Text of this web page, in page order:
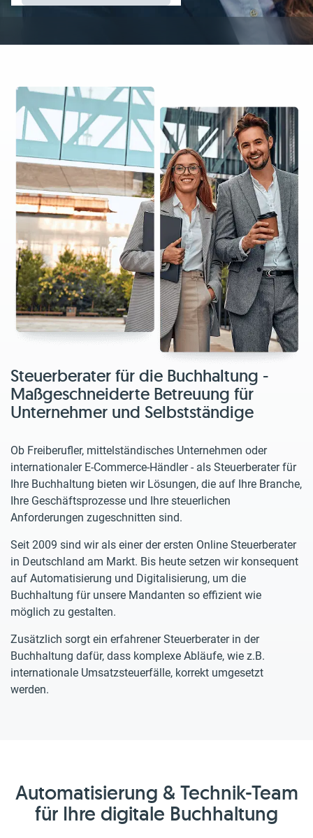
Steuerberater für die Buchhaltung -
Maßgeschneiderte Betreuung für
Unternehmer und Selbstständige
Ob Freiberufler, mittelständisches Unternehmen oder
internationaler E-Commerce-Händler - als Steuerberater für
Ihre Buchhaltung bieten wir Lösungen, die auf Ihre Branche,
Ihre Geschäftsprozesse und Ihre steuerlichen
Anforderungen zugeschnitten sind.
Seit 2009 sind wir als einer der ersten Online Steuerberater
in Deutschland am Markt. Bis heute setzen wir konsequent
auf Automatisierung und Digitalisierung, um die
Buchhaltung für unsere Mandanten so effizient wie
möglich zu gestalten.
Zusätzlich sorgt ein erfahrener Steuerberater in der
Buchhaltung dafür, dass komplexe Abläufe, wie z.B.
internationale Umsatzsteuerfälle, korrekt umgesetzt
werden.
Automatisierung & Technik-Team
für Ihre digitale Buchhaltung